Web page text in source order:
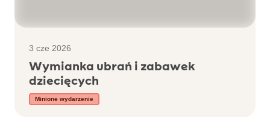
3 cze 2026
Wymianka ubrań i zabawek
dziecięcych
Minione wydarzenie